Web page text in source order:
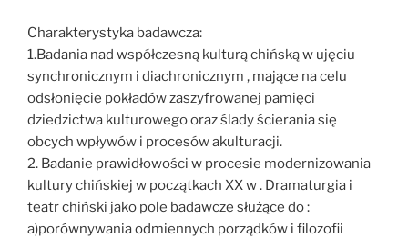
Charakterystyka badawcza:
1.Badania nad współczesną kulturą chińską w ujęciu
synchronicznym i diachronicznym , mające na celu
odsłonięcie pokładów zaszyfrowanej pamięci
dziedzictwa kulturowego oraz ślady ścierania się
obcych wpływów i procesów akulturacji.
2. Badanie prawidłowości w procesie modernizowania
kultury chińskiej w początkach XX w . Dramaturgia i
teatr chiński jako pole badawcze służące do :
a)porównywania odmiennych porządków i filozofii